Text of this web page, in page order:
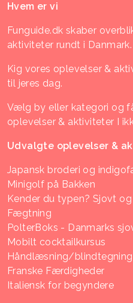
Hvem er vi
Funguide.dk skaber
aktiviteter rundt i Danmark.
Kig vores oplevelser &
til jeres dag.
Vælg by eller kategori og
oplevelser & aktiviteter I
Udvalgte oplevelser &
Japansk broderi og
Minigolf på Bakken
Kender du typen? Sjovt
Fægtning
PolterBoks - Danmarks
Mobilt cocktailkursus
Håndlæsning/blindtegning
Franske Færdigheder
Italiensk for begyndere